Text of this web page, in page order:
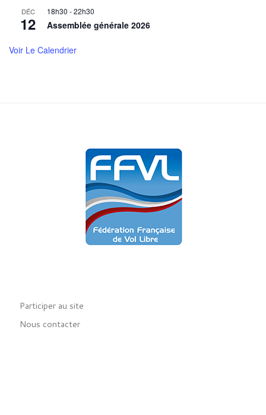
DÉC
12
18h30 -22h30
Assemblée générale 2026
Voir Le Calendrier
Participer au site
Nous contacter